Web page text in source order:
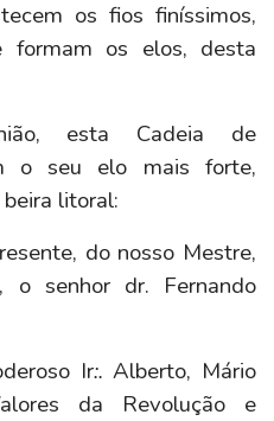
os fios finíssimos,
formam os elos, desta
esta Cadeia de
o seu elo mais forte,
litoral:
do nosso Mestre,
o senhor dr. Fernando
Ir:.Alberto, Mário
da Revolução e